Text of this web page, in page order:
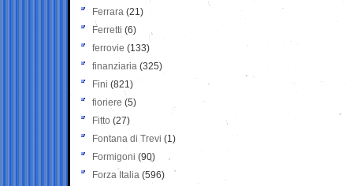
Ferrara (21)
Ferretti (6)
ferrovie (133)
finanziaria (325)
Fini (821)
fioriere (5)
Fitto (27)
Fontana di Trevi (1)
Formigoni (90)
Forza Italia (596)